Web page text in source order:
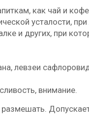
как чай и
усталости,
и других, при
левзеи
внимание.